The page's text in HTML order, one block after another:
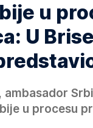
u
U
ambasador
u procesu